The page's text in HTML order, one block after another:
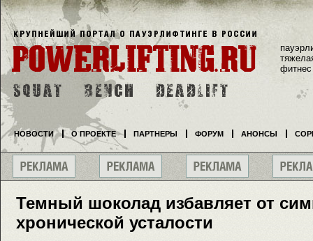
Темный шоколад избавляет от
хронической усталости
фитнес
НОВОСТИ О ПРОЕКТЕ ПАРТНЕРЫ ФОРУМ АНОНСЫ